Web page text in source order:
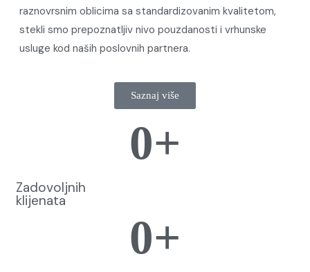
raznovrsnim oblicima sa standardizovanim kvalitetom,
stekli smo prepoznatljiv nivo pouzdanosti i vrhunske
usluge kod naših poslovnih partnera.
Saznaj više
0+
Zadovoljnih
klijenata
0+